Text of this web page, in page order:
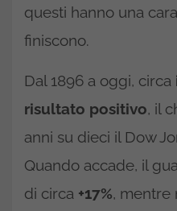
questi hanno una
finiscono.
Dal 1896 a oggi, circa
risultato positivo, il
anni su dieci il Dow
Quando accade, il
di circa +17%, mentre